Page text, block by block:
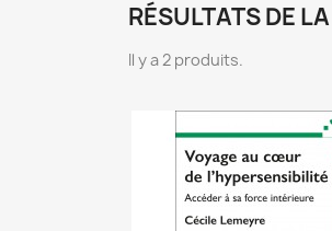
RÉSULTATS DE
Il y a 2 produits.